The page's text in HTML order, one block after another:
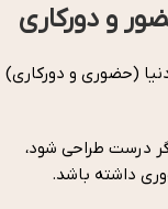
و دورکاری
(حضوری و دورکاری)
درست طراحی شود،
داشته باشد.